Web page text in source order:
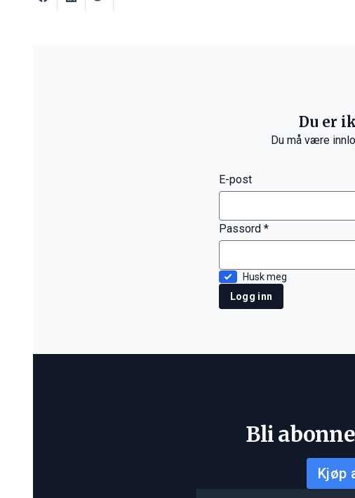
Du er
Du må være
E-post
Passord *
Husk meg
Logg inn
Bli
Kjøp